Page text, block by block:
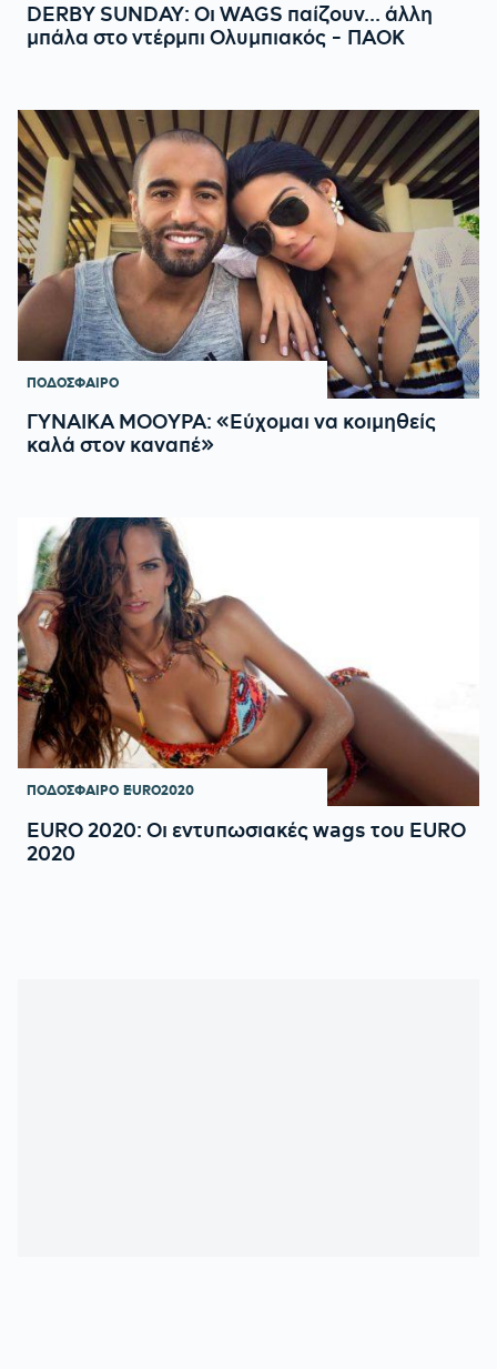
DERBY SUNDAY: Οι WAGS παίζουν... άλλη
μπάλα στο ντέρμπι Ολυμπιακός - ΠΑΟΚ
ΠΟΔΟΣΦΑΙΡΟ
ΓΥΝΑΙΚΑ ΜΟΟΥΡΑ: «Εύχομαι να κοιμηθείς
καλά στον καναπέ»
ΠΟΔΟΣΦΑΙΡΟ EURO2020
EURO 2020: Οι εντυπωσιακές wags του EURO
2020